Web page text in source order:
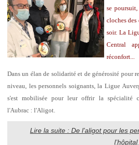
se
cloches
soir. La
Central
réconfort...
Dans un élan de solidarité et de générosité pour
niveau, les personnels soignants, la Ligue
s'est mobilisée pour leur offrir la spécialité
l'Aubrac : l'Aligot.
Lire la suite : De l’aligot pour les